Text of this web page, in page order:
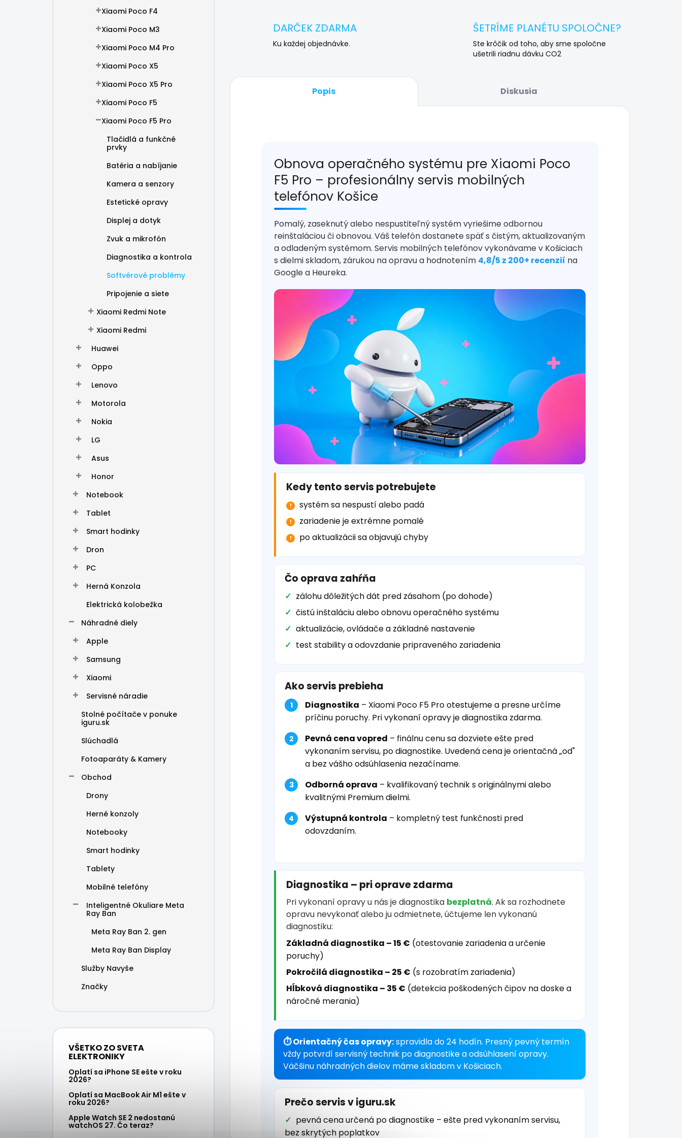
Xiaomi Poco F4
Xiaomi Poco M3
Xiaomi Poco M4 Pro
Xiaomi Poco X5
Xiaomi Poco X5 Pro
Xiaomi Poco F5
Xiaomi Poco F5 Pro
Tlačidlá a funkčné
prvky
Batéria a nabíjanie
Kamera a senzory
Estetické opravy
Displej a dotyk
Zvuk a mikrofón
Diagnostika a kontrola
Softvérové problémy
Pripojenie a siete
Xiaomi Redmi Note
Xiaomi Redmi
Huawei
Oppo
Lenovo
Motorola
Nokia
LG
Asus
Honor
Notebook
Tablet
Smart hodinky
Dron
PC
Herná Konzola
Elektrická kolobežka
Náhradné diely
Apple
Samsung
Xiaomi
Servisné náradie
Stolné počítače v ponuke
iguru.sk
Slúchadlá
Fotoaparáty & Kamery
Obchod
Drony
Herné konzoly
Notebooky
Smart hodinky
Tablety
Mobilné telefóny
Inteligentné Okuliare Meta
Ray Ban
Meta Ray Ban 2. gen
Meta Ray Ban Display
Služby Navyše
Značky
VŠETKO ZO SVETA
ELEKTRONIKY
Oplatí sa iPhone SE ešte v roku
2026?
Oplatí sa MacBook Air M1 ešte v
roku 2026?
Apple Watch SE 2 nedostanú
watchOS 27. Čo teraz?
DARČEK ZDARMA
Ku každej objednávke.
ŠETRÍME PLANÉTU SPOLOČNE?
Ste krôčik od toho, aby sme spoločne
ušetrili riadnu dávku CO2
Popis Diskusia
Obnova operačného systému pre Xiaomi Poco
F5 Pro – profesionálny servis mobilných
telefónov Košice
Pomalý, zaseknutý alebo nespustiteľný systém vyriešime odbornou
reinštaláciou či obnovou. Váš telefón dostanete späť s čistým, aktualizovaným
a odladeným systémom. Servis mobilných telefónov vykonávame v Košiciach
s dielmi skladom, zárukou na opravu a hodnotením 4,8/5 z 200+ recenzií na
Google a Heureka.
Kedy tento servis potrebujete
systém sa nespustí alebo padá
zariadenie je extrémne pomalé
po aktualizácii sa objavujú chyby
Čo oprava zahŕňa
zálohu dôležitých dát pred zásahom (po dohode)
čistú inštaláciu alebo obnovu operačného systému
aktualizácie, ovládače a základné nastavenie
test stability a odovzdanie pripraveného zariadenia
Ako servis prebieha
Diagnostika – Xiaomi Poco F5 Pro otestujeme a presne určíme
príčinu poruchy. Pri vykonaní opravy je diagnostika zdarma.
Pevná cena vopred – finálnu cenu sa dozviete ešte pred
vykonaním servisu, po diagnostike. Uvedená cena je orientačná „od"
a bez vášho odsúhlasenia nezačíname.
Odborná oprava – kvalifikovaný technik s originálnymi alebo
kvalitnými Premium dielmi.
Výstupná kontrola – kompletný test funkčnosti pred
odovzdaním.
Diagnostika – pri oprave zdarma
Pri vykonaní opravy u nás je diagnostika bezplatná. Ak sa rozhodnete
opravu nevykonať alebo ju odmietnete, účtujeme len vykonanú
diagnostiku:
Základná diagnostika – 15 € (otestovanie zariadenia a určenie
poruchy)
Pokročilá diagnostika – 25 € (s rozobratím zariadenia)
Hĺbková diagnostika – 35 € (detekcia poškodených čipov na doske a
náročné merania)
⏱ Orientačný čas opravy:spravidla do 24 hodín. Presný pevný termín
vždy potvrdí servisný technik po diagnostike a odsúhlasení opravy.
Väčšinu náhradných dielov máme skladom v Košiciach.
Prečo servis v iguru.sk
pevná cena určená po diagnostike – ešte pred vykonaním servisu,
bez skrytých poplatkov